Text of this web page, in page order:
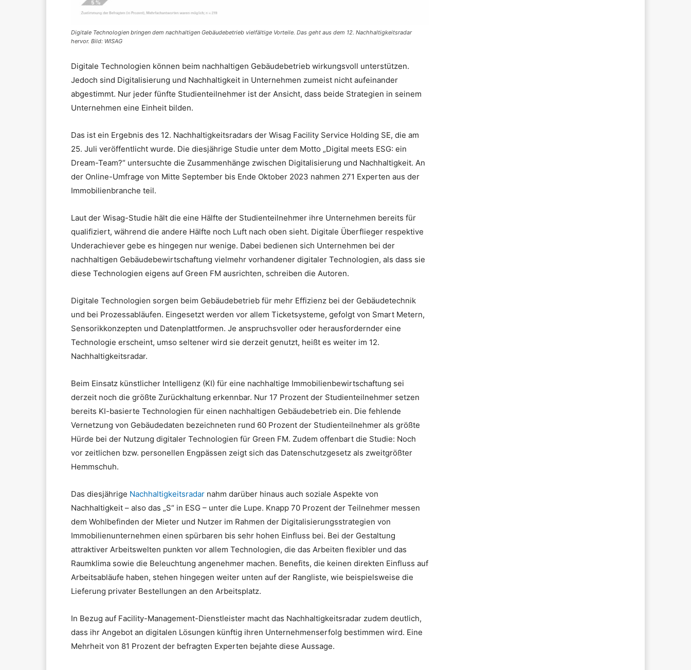
Digitale Technologien bringen dem nachhaltigen Gebäudebetrieb vielfältige Vorteile. Das geht aus dem 12. Nachhaltigkeitsradar
hervor. Bild: WISAG
Digitale Technologien können beim nachhaltigen Gebäudebetrieb wirkungsvoll unterstützen.
Jedoch sind Digitalisierung und Nachhaltigkeit in Unternehmen zumeist nicht aufeinander
abgestimmt. Nur jeder fünfte Studienteilnehmer ist der Ansicht, dass beide Strategien in seinem
Unternehmen eine Einheit bilden.
Das ist ein Ergebnis des 12. Nachhaltigkeitsradars der Wisag Facility Service Holding SE, die am
25. Juli veröffentlicht wurde. Die diesjährige Studie unter dem Motto „Digital meets ESG: ein
Dream-Team?“ untersuchte die Zusammenhänge zwischen Digitalisierung und Nachhaltigkeit. An
der Online-Umfrage von Mitte September bis Ende Oktober 2023 nahmen 271 Experten aus der
Immobilienbranche teil.
Laut der Wisag-Studie hält die eine Hälfte der Studienteilnehmer ihre Unternehmen bereits für
qualifiziert, während die andere Hälfte noch Luft nach oben sieht. Digitale Überflieger respektive
Underachiever gebe es hingegen nur wenige. Dabei bedienen sich Unternehmen bei der
nachhaltigen Gebäudebewirtschaftung vielmehr vorhandener digitaler Technologien, als dass sie
diese Technologien eigens auf Green FM ausrichten, schreiben die Autoren.
Digitale Technologien sorgen beim Gebäudebetrieb für mehr Effizienz bei der Gebäudetechnik
und bei Prozessabläufen. Eingesetzt werden vor allem Ticketsysteme, gefolgt von Smart Metern,
Sensorikkonzepten und Datenplattformen. Je anspruchsvoller oder herausfordernder eine
Technologie erscheint, umso seltener wird sie derzeit genutzt, heißt es weiter im 12.
Nachhaltigkeitsradar.
Beim Einsatz künstlicher Intelligenz (KI) für eine nachhaltige Immobilienbewirtschaftung sei
derzeit noch die größte Zurückhaltung erkennbar. Nur 17 Prozent der Studienteilnehmer setzen
bereits KI-basierte Technologien für einen nachhaltigen Gebäudebetrieb ein. Die fehlende
Vernetzung von Gebäudedaten bezeichneten rund 60 Prozent der Studienteilnehmer als größte
Hürde bei der Nutzung digitaler Technologien für Green FM. Zudem offenbart die Studie: Noch
vor zeitlichen bzw. personellen Engpässen zeigt sich das Datenschutzgesetz als zweitgrößter
Hemmschuh.
Das diesjährige Nachhaltigkeitsradar nahm darüber hinaus auch soziale Aspekte von
Nachhaltigkeit – also das „S“ in ESG – unter die Lupe. Knapp 70 Prozent der Teilnehmer messen
dem Wohlbefinden der Mieter und Nutzer im Rahmen der Digitalisierungsstrategien von
Immobilienunternehmen einen spürbaren bis sehr hohen Einfluss bei. Bei der Gestaltung
attraktiver Arbeitswelten punkten vor allem Technologien, die das Arbeiten flexibler und das
Raumklima sowie die Beleuchtung angenehmer machen. Benefits, die keinen direkten Einfluss auf
Arbeitsabläufe haben, stehen hingegen weiter unten auf der Rangliste, wie beispielsweise die
Lieferung privater Bestellungen an den Arbeitsplatz.
In Bezug auf Facility-Management-Dienstleister macht das Nachhaltigkeitsradar zudem deutlich,
dass ihr Angebot an digitalen Lösungen künftig ihren Unternehmenserfolg bestimmen wird. Eine
Mehrheit von 81 Prozent der befragten Experten bejahte diese Aussage.